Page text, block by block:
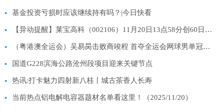
基金投资亏损时应该继续持有吗？|今日快看
【异动提醒】莱宝高科（002106）11月20日13点58分创60日新低
（粤港澳全运会）吴易昺击败商竣程 首夺全运会网球男单冠军 每日热讯
国道G228滨海公路沧州段项目迎来关键节点
热讯:打卡魅力四射新八桂丨城古茶香人长寿
当前热点铝电解电容器题材名单看这里！（2025/11/20）